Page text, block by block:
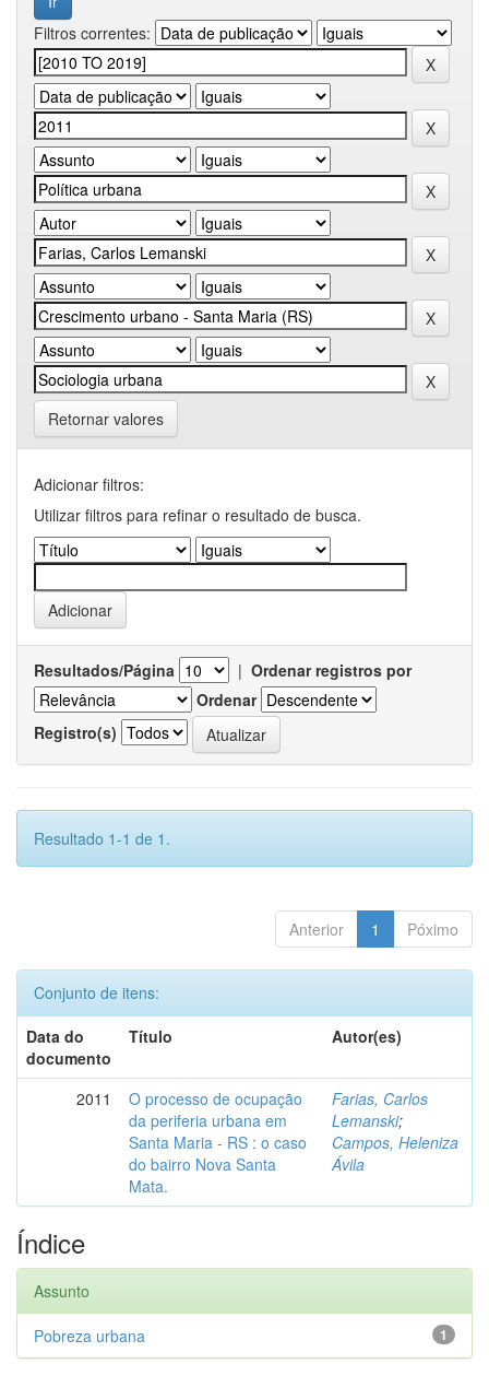
Filtros correntes:
Retornar valores
Adicionar filtros:
Utilizar filtros para refinar o resultado de busca.
Resultados/Página | Ordenar registros por
Ordenar
Registro(s)
Resultado 1-1 de 1.
Anterior 1 Póximo
Conjunto de itens:
Data do
documento
Título Autor(es)
2011
O processo de ocupação
da periferia urbana em
Santa Maria - RS : o caso
do bairro Nova Santa
Mata.
Farias, Carlos
Lemanski;
Campos, Heleniza
Ávila
Índice
Assunto
1
Pobreza urbana